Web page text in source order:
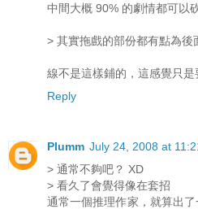
中間大概 90% 的劇情都可以
> 其實拖戲的部份都有點為後
線不是這樣鋪的，這感覺只
Reply
Plumm July 24, 2008 at
> 通常不夠吧？ XD
> 看久了會覺得像在套招
通常一個推理作家，就算出